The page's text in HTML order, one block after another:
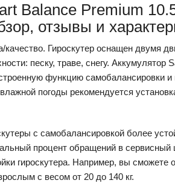
Balance Premium
отзывы и
Гироскутер оснащен двумя
песку, траве, снегу. Аккумулятор
функцию самобалансировки
погоды рекомендуется
с самобалансировкой более
процент обращений в сервисный
гироскутера. Например, вы сможете
с весом от 20 до 140 кг.